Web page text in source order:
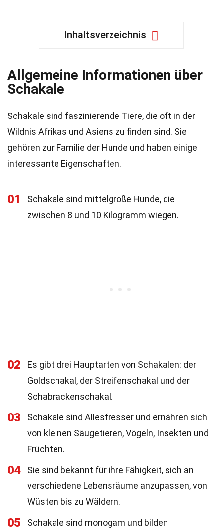
Inhaltsverzeichnis
Allgemeine Informationen über
Schakale
Schakale sind faszinierende Tiere, die oft in der
Wildnis Afrikas und Asiens zu finden sind. Sie
gehören zur Familie der Hunde und haben einige
interessante Eigenschaften.
01
Schakale sind mittelgroße Hunde, die
zwischen 8 und 10 Kilogramm wiegen.
02
Es gibt drei Hauptarten von Schakalen: der
Goldschakal, der Streifenschakal und der
Schabrackenschakal.
03
Schakale sind Allesfresser und ernähren sich
von kleinen Säugetieren, Vögeln, Insekten und
Früchten.
04
Sie sind bekannt für ihre Fähigkeit, sich an
verschiedene Lebensräume anzupassen, von
Wüsten bis zu Wäldern.
05
Schakale sind monogam und bilden